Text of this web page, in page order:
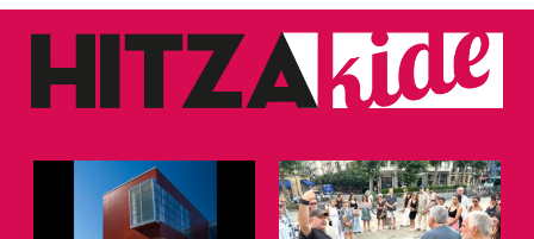
erabiltzen dituen hauta dezakezu.
Bazkide batzuek ez dizute baimenik eskatzen, eta beren
interes komertzial legitimoetan babesten dira. Ikusi gure
dezakezun ikusteko.